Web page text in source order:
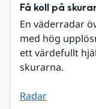
Få koll på
En väderradar
med hög
ett värdefullt
skurarna.
Radar